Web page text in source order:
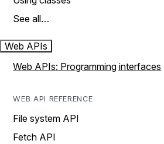
See all…
Web APIs
Web APIs: Programming interfaces
WEB API REFERENCE
File system API
Fetch API